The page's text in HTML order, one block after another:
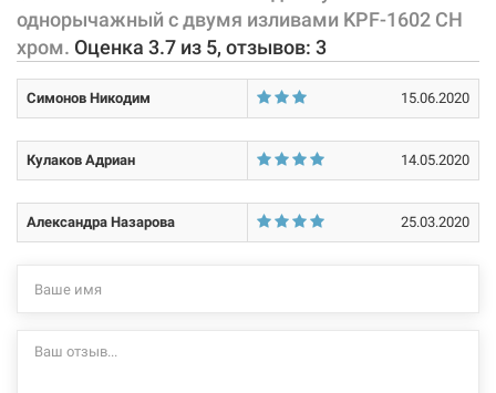
фиксированный излив на 180°. В корпус встроен армированный
гибкий шланг на пружине.
Характеристики и конфигурация изделия, а также комплектация
товара могут изменяться производителем без уведомления. За
не несет.
однорычажный с двумя изливами KPF-1602 CH
хром. Оценка 3.7 из 5, отзывов: 3
Симонов Никодим 15.06.2020
Кулаков Адриан 14.05.2020
Александра Назарова 25.03.2020